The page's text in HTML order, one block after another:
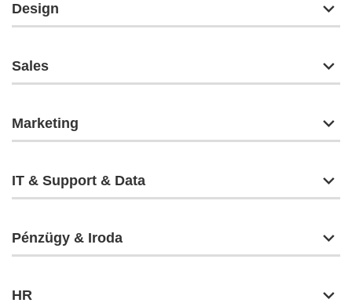
Design
Sales
Marketing
IT & Support & Data
Pénzügy & Iroda
HR